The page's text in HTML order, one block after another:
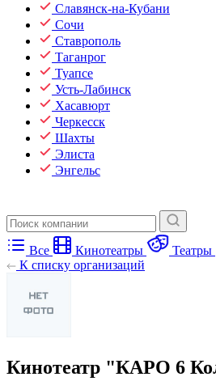
Славянск-на-Кубани
Сочи
Ставрополь
Таганрог
Туапсе
Усть-Лабинск
Хасавюрт
Черкесск
Шахты
Элиста
Энгельс
Все Кинотеатры Театры
К списку организаций
Кинотеатр "КАРО 6